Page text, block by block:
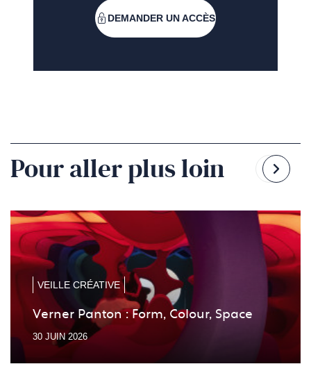
DEMANDER UN ACCÈS
Pour aller plus loin
lala
VEILLE CRÉATIVE
Verner Panton : Form, Colour, Space
30 JUIN 2026